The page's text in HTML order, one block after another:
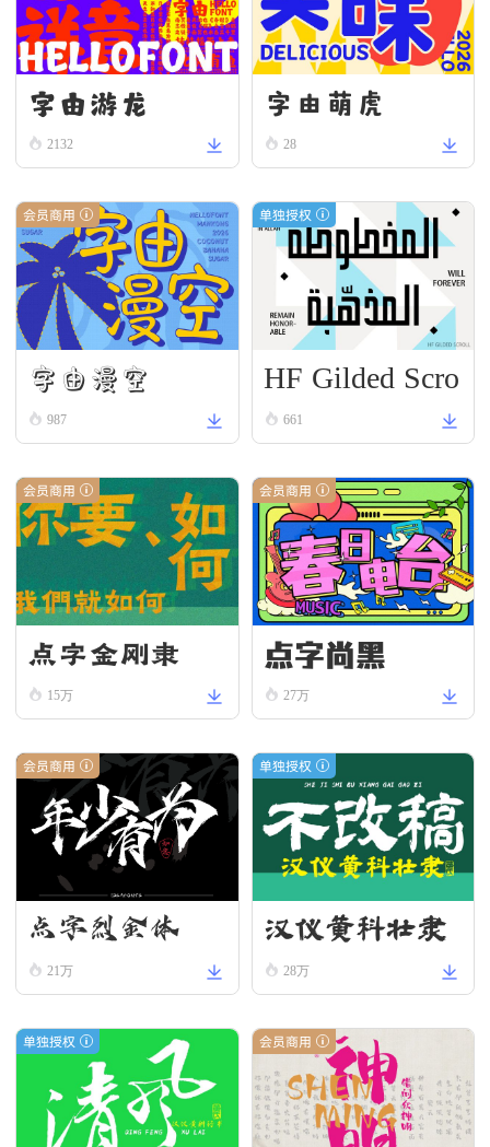
字由游龙
2132
字由萌虎
28
会员商用
字由漫空
987
单独授权
HF Gilded Scro
ll 661
会员商用
点字金刚隶
15万
会员商用
点字尚黑
27万
会员商用
点字烈金体
21万
单独授权
汉仪黄科壮隶
W28万
单独授权 会员商用